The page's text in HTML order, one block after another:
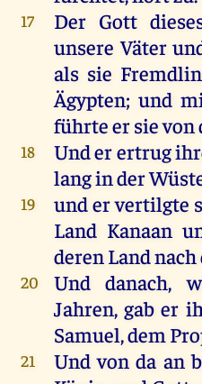
17 Der Gott
unsere Väter
als sie
Ägypten; und
führteersievon
18 Underertrug
langinder
19 undervertilgte
Land Kanaan
derenLandnach
20 Und danach,
Jahren,gab er
Samuel,dem
21 Und von da an